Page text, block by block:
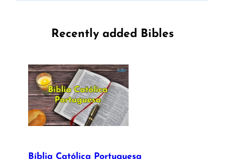
Recently added Bibles
Bíblia Católica Portuguesa